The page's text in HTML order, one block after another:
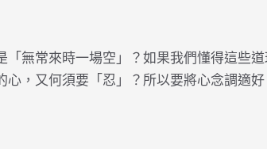
無常來時一場空」？如果我們懂得這些
，又何須要「忍」？所以要將心念調適